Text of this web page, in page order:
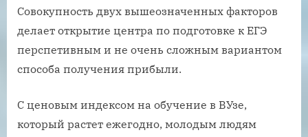
Совокупность двух вышеозначенных факторов
делает открытие центра по подготовке к ЕГЭ
перспетивным и не очень сложным вариантом
способа получения прибыли.
С ценовым индексом на обучение в ВУзе,
который растет ежегодно, молодым людям